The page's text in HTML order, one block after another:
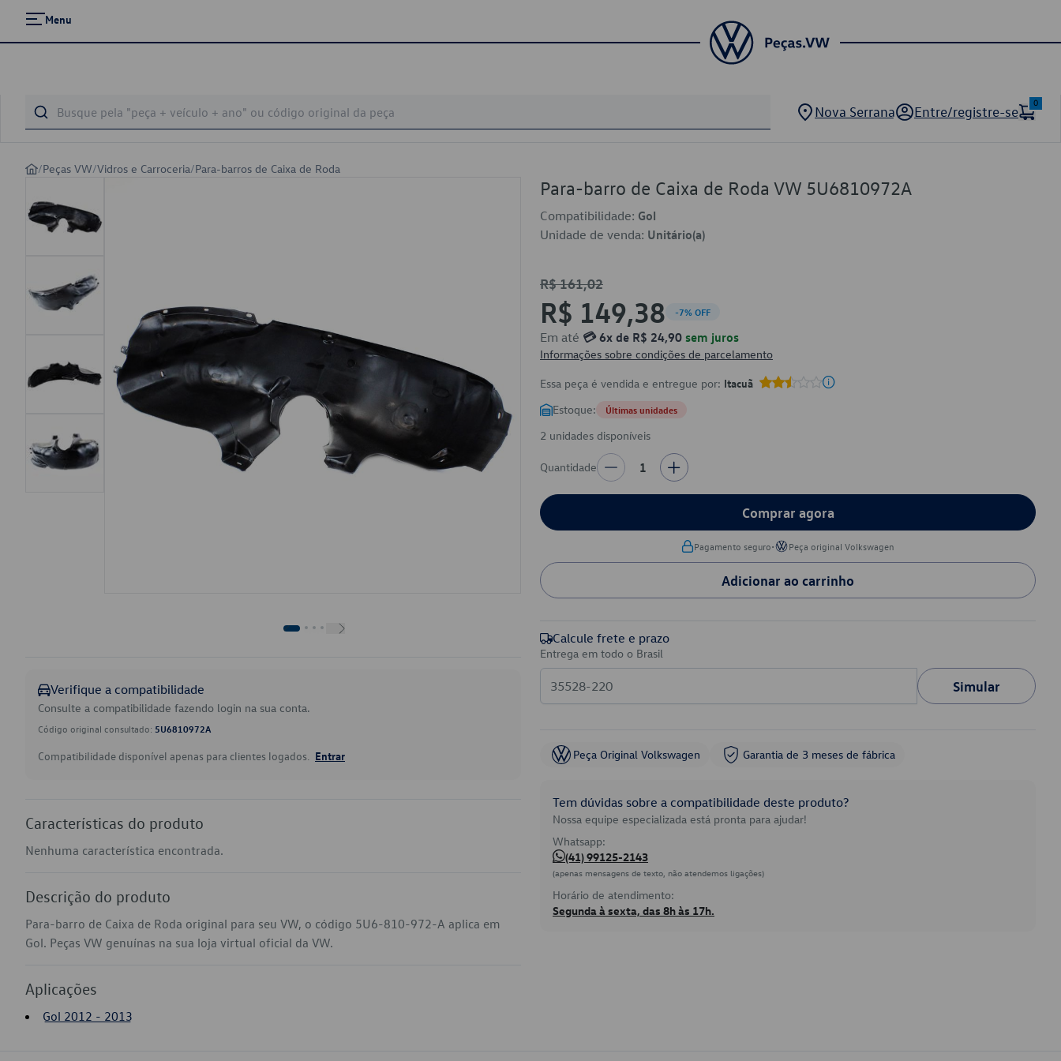
Menu
Nova Serrana Entre/registre-se
0
/Peças VW/Vidros e Carroceria/Para-barros de Caixa de Roda
Verifique a compatibilidade
Consulte a compatibilidade fazendo login na sua conta.
Código original consultado: 5U6810972A
Compatibilidade disponível apenas para clientes logados. Entrar
Características do produto
Nenhuma característica encontrada.
Descrição do produto
Para-barro de Caixa de Roda original para seu VW, o código 5U6-810-972-A aplica em
Gol. Peças VW genuínas na sua loja virtual oficial da VW.
Aplicações
Gol 2012 - 2013
Para-barro de Caixa de Roda VW 5U6810972A
Compatibilidade: Gol
Unidade de venda: Unitário(a)
R$ 161,02
R$ 149,38 -7% OFF
Em até 💳 6x de R$ 24,90 sem juros
Informações sobre condições de parcelamento
Essa peça é vendida e entregue por: Itacuã
Estoque: Últimas unidades
2 unidades disponíveis
Quantidade 1
Comprar agora
Pagamento seguro• Peça original Volkswagen
Adicionar ao carrinho
Calcule frete e prazo
Entrega em todo o Brasil
Simular
Peça Original Volkswagen Garantia de 3 meses de fábrica
Tem dúvidas sobre a compatibilidade deste produto?
Nossa equipe especializada está pronta para ajudar!
Whatsapp:
(41) 99125-2143
(apenas mensagens de texto, não atendemos ligações)
Horário de atendimento:
Segunda à sexta, das 8h às 17h.